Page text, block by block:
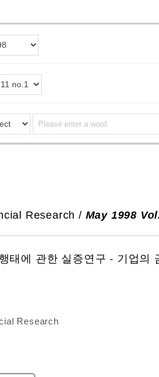
Research / May 1998
태에 관한 실증연구 - 기업의
Research